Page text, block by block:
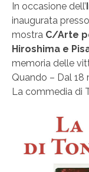
In occasione dell’
inaugurata
mostra C/Arte
Hiroshima e
memoria delle
Quando – Dal 18
La commedia di